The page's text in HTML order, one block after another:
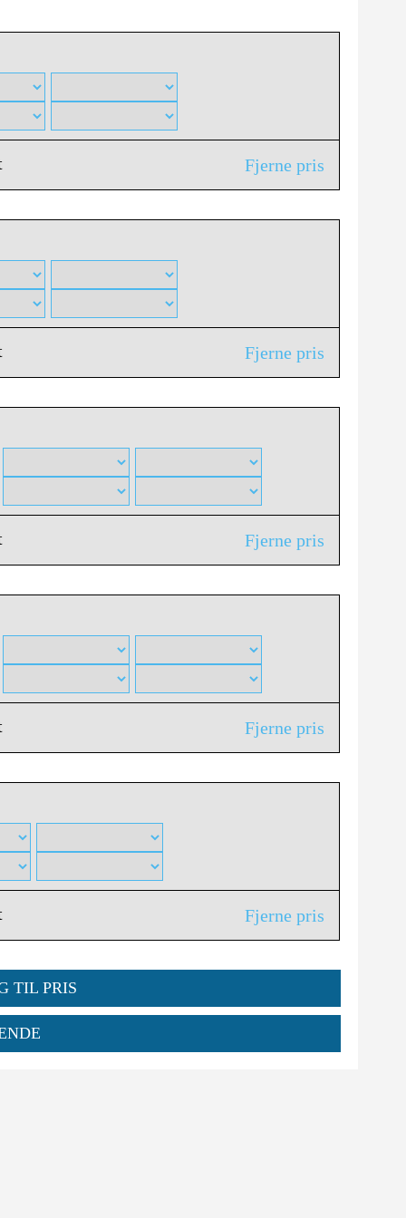
Fjerne pris
Fjerne pris
Fjerne pris
Fjerne pris
Fjerne pris
TIL PRIS